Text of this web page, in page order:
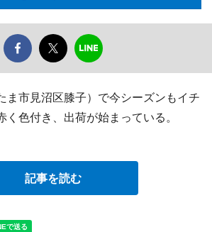
ま市見沼区膝子）で今シーズンもイチ
く色付き、出荷が始まっている。
記事を読む